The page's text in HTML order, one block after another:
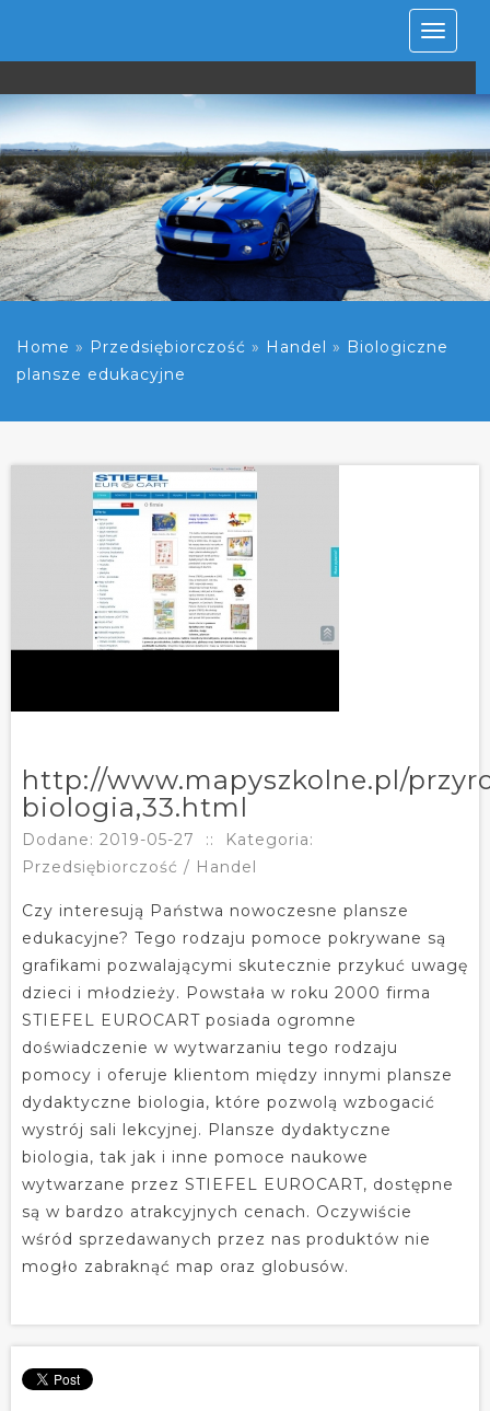
Rozwiń
Home » Przedsiębiorczość » Handel » Biologiczne
plansze edukacyjne
http://www.mapyszkolne.pl/
biologia,33.html
Dodane: 2019-05-27 ::
Kategoria:
Przedsiębiorczość / Handel
Czy interesują Państwa nowoczesne plansze
edukacyjne? Tego rodzaju pomoce pokrywane są
grafikami pozwalającymi skutecznie przykuć uwagę
dzieci i młodzieży. Powstała w roku 2000 firma
STIEFEL EUROCART posiada ogromne
doświadczenie w wytwarzaniu tego rodzaju
pomocy i oferuje klientom między innymi plansze
dydaktyczne biologia, które pozwolą wzbogacić
wystrój sali lekcyjnej. Plansze dydaktyczne
biologia, tak jak i inne pomoce naukowe
wytwarzane przez STIEFEL EUROCART, dostępne
są w bardzo atrakcyjnych cenach. Oczywiście
wśród sprzedawanych przez nas produktów nie
mogło zabraknąć map oraz globusów.